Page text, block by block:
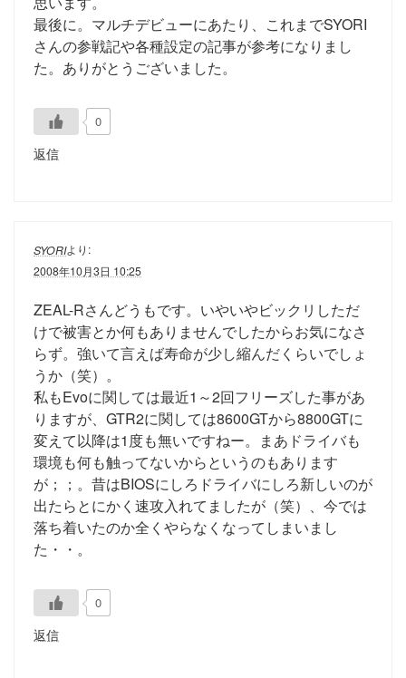
最後に。マルチデビューにあたり、これまでSYORI
さんの参戦記や各種設定の記事が参考になりまし
た。ありがとうございました。
0
返信
SYORIより:
2008年10月3日 10:25
ZEAL-Rさんどうもです。いやいやビックリしただ
けで被害とか何もありませんでしたからお気になさ
らず。強いて言えば寿命が少し縮んだくらいでしょ
うか（笑）。
私もEvoに関しては最近1～2回フリーズした事があ
りますが、GTR2に関しては8600GTから8800GTに
変えて以降は1度も無いですねー。まあドライバも
環境も何も触ってないからというのもあります
が；；。昔はBIOSにしろドライバにしろ新しいのが
出たらとにかく速攻入れてましたが（笑）、今では
落ち着いたのか全くやらなくなってしまいまし
た・・。
0
返信